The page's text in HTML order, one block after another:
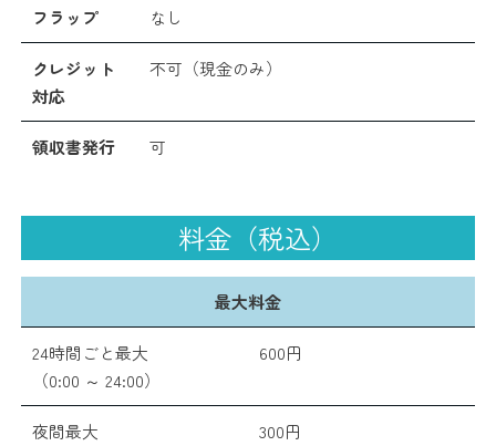
フラップ なし
クレジット
対応
不可（現金のみ）
領収書発行 可
料金（税込）
最大料金
24時間ごと最大
（0:00 ～ 24:00）
600円
夜間最大
300円